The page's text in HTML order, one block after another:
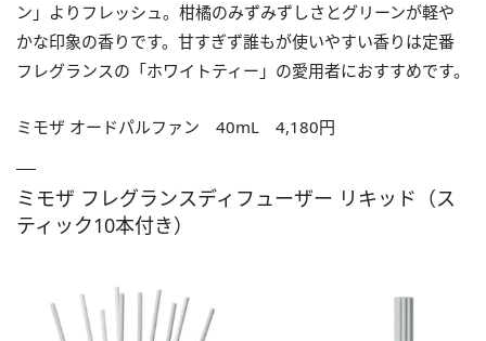
ン」よりフレッシュ。柑橘のみずみずしさとグリーンが軽や
かな印象の香りです。甘すぎず誰もが使いやすい香りは定番
フレグランスの「ホワイトティー」の愛用者におすすめです。
ミモザ オードパルファン 40mL 4,180円
ミモザ フレグランスディフューザー リキッド（ス
ティック10本付き）